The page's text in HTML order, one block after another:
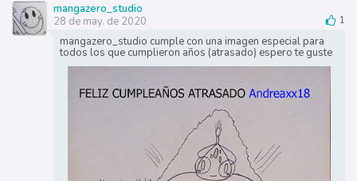
mangazero_studio
28 de may. de 2020
1
mangazero_studio cumple con una imagen especial para
todos los que cumplieron años (atrasado) espero te guste